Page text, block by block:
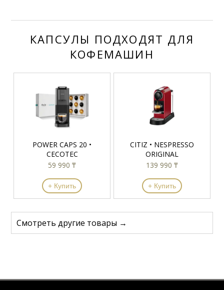
КАПСУЛЫ ПОДХОДЯТ ДЛЯ
КОФЕМАШИН
POWER CAPS 20 •
CECOTEC
59 990 ₸
+ Купить
CITIZ • NESPRESSO
ORIGINAL
139 990 ₸
+ Купить
Смотреть другие товары →